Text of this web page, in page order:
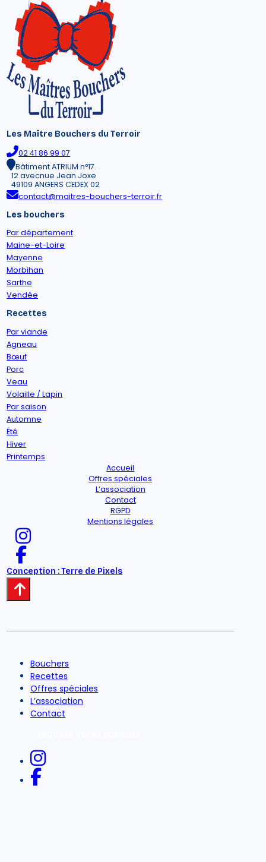
Les Maître Bouchers du Terroir
02 41 86 99 07
Bâtiment ATRIUM n°17.
12 avecnue Jean Joxe
49109 ANGERS CEDEX 02
contact@maitres-bouchers-terroir.fr
Les bouchers
Par département
Maine-et-Loire
Mayenne
Morbihan
Sarthe
Vendée
Recettes
Par viande
Agneau
Bœuf
Porc
Veau
Volaille / Lapin
Par saison
Automne
Été
Hiver
Printemps
Accueil
Offres spéciales
L’association
Contact
RGPD
Mentions légales
Conception : Terre de Pixels
Bouchers
Recettes
Offres spéciales
L’association
Contact